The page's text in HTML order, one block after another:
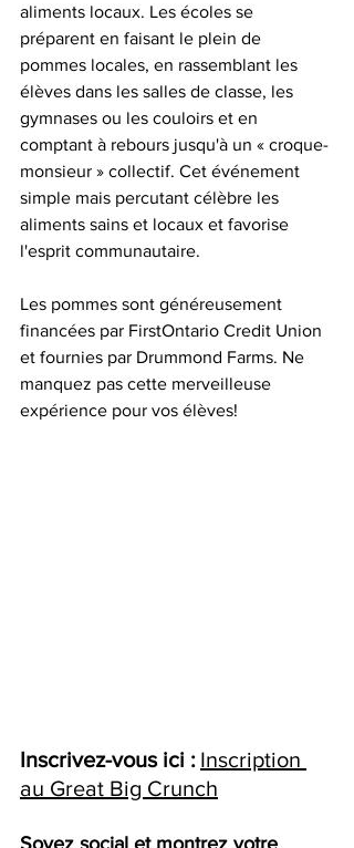
aliments locaux. Les écoles se
préparent en faisant le plein de
pommes locales, en rassemblant les
élèves dans les salles de classe, les
gymnases ou les couloirs et en
comptant à rebours jusqu'à un « croque-
monsieur » collectif. Cet événement
simple mais percutant célèbre les
aliments sains et locaux et favorise
l'esprit communautaire.
Les pommes sont généreusement
financées par FirstOntario Credit Union
et fournies par Drummond Farms. Ne
manquez pas cette merveilleuse
expérience pour vos élèves!
Inscrivez-vous ici : Inscription
au Great Big Crunch
Soyez social et montrez votre